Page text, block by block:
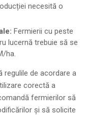
necesită o
Fermierii cu peste
lucernă trebuie să se
ha.
regulile de acordare a
corectă a
fermierilor să
și să solicite